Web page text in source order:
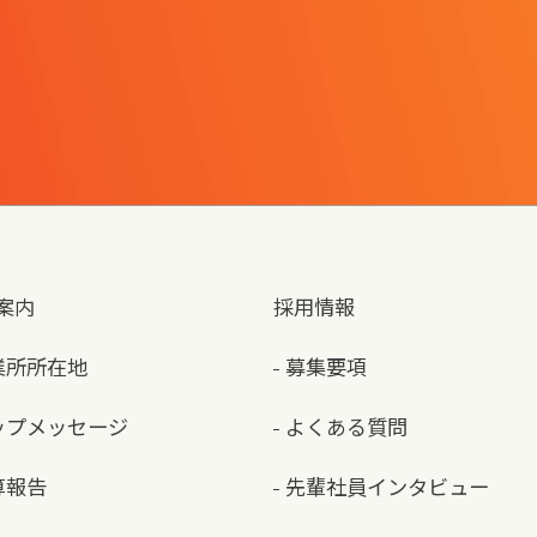
内
所在地
メッセージ
告
採用情報
募集要項
よくある質問
先輩社員インタビュー